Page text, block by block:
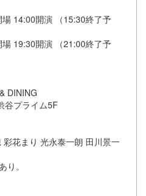
14:00開演 （15:30終了予
19:30開演 （21:00終了予
DINING
谷プライム5F
花まり 光永泰一朗 田川景一
り。